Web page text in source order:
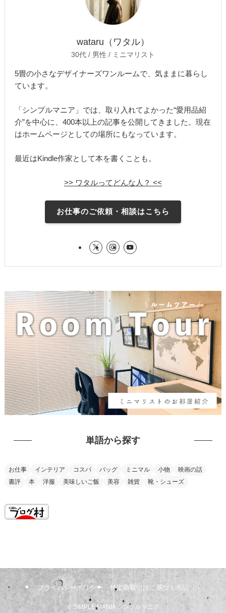
wataru（ワタル）
30代 / 男性 / ミニマリスト
5畳の小さなデザイナーズワンルームで、気ままに暮らし
ています。
「シンプルマニア」では、取り入れてよかった“愛用品紹
介”を中心に、400本以上の記事を公開してきました。現在
はホームページとしての場所にもなっています。
最近はKindle作家として本を書くことも。
>> ワタルってどんな人？ <<
お仕事のご依頼・相談はこちら
単語から探す
お仕事 インテリア コスパ バッグ ミニマル 小物
映画の話
書評
本 洋服 美味しいご飯 美容 雑貨 靴・シューズ
プライバシーポリシー 特定商取引法に基づく表記
©SIMPLE MANIA シンプルマニア